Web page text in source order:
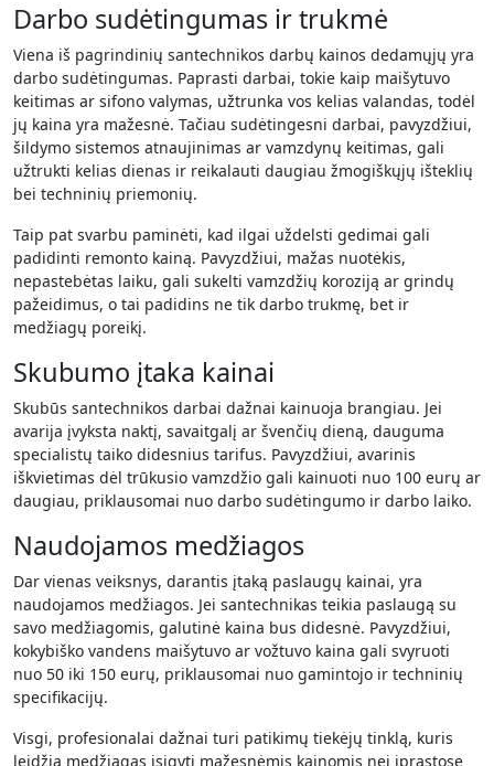
Darbo sudėtingumas ir trukmė
Viena iš pagrindinių santechnikos darbų kainos dedamųjų yra
darbo sudėtingumas. Paprasti darbai, tokie kaip maišytuvo
keitimas ar sifono valymas, užtrunka vos kelias valandas, todėl
jų kaina yra mažesnė. Tačiau sudėtingesni darbai, pavyzdžiui,
šildymo sistemos atnaujinimas ar vamzdynų keitimas, gali
užtrukti kelias dienas ir reikalauti daugiau žmogiškųjų išteklių
bei techninių priemonių.
Taip pat svarbu paminėti, kad ilgai uždelsti gedimai gali
padidinti remonto kainą. Pavyzdžiui, mažas nuotėkis,
nepastebėtas laiku, gali sukelti vamzdžių koroziją ar grindų
pažeidimus, o tai padidins ne tik darbo trukmę, bet ir
medžiagų poreikį.
Skubumo įtaka kainai
Skubūs santechnikos darbai dažnai kainuoja brangiau. Jei
avarija įvyksta naktį, savaitgalį ar švenčių dieną, dauguma
specialistų taiko didesnius tarifus. Pavyzdžiui, avarinis
iškvietimas dėl trūkusio vamzdžio gali kainuoti nuo 100 eurų ar
daugiau, priklausomai nuo darbo sudėtingumo ir darbo laiko.
Naudojamos medžiagos
Dar vienas veiksnys, darantis įtaką paslaugų kainai, yra
naudojamos medžiagos. Jei santechnikas teikia paslaugą su
savo medžiagomis, galutinė kaina bus didesnė. Pavyzdžiui,
kokybiško vandens maišytuvo ar vožtuvo kaina gali svyruoti
nuo 50 iki 150 eurų, priklausomai nuo gamintojo ir techninių
specifikacijų.
Visgi, profesionalai dažnai turi patikimų tiekėjų tinklą, kuris
leidžia medžiagas įsigyti mažesnėmis kainomis nei įprastose